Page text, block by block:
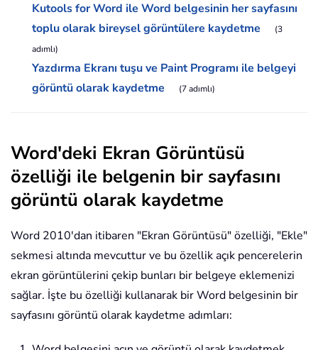
Kutools for Word ile Word belgesinin her sayfasını
toplu olarak bireysel görüntülere kaydetme
(3
adımlı)
Yazdırma Ekranı tuşu ve Paint Programı ile belgeyi
görüntü olarak kaydetme
(7 adımlı)
Word'deki Ekran Görüntüsü
özelliği ile belgenin bir sayfasını
görüntü olarak kaydetme
Word 2010'dan itibaren "Ekran Görüntüsü" özelliği, "Ekle"
sekmesi altında mevcuttur ve bu özellik açık pencerelerin
ekran görüntülerini çekip bunları bir belgeye eklemenizi
sağlar. İşte bu özelliği kullanarak bir Word belgesinin bir
sayfasını görüntü olarak kaydetme adımları: